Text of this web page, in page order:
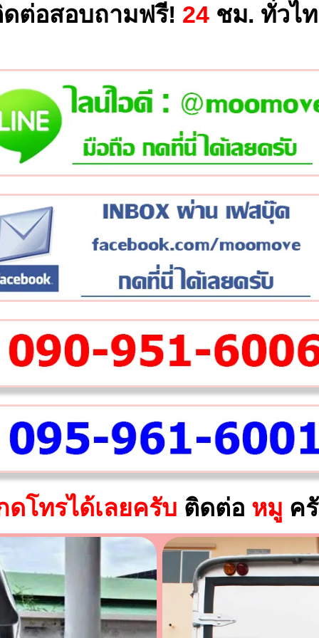
ต่อสอบถามฟรี! 24ชม. ทั่วไ
ดโทรได้เลยครับ ติดต่อ หมู ค